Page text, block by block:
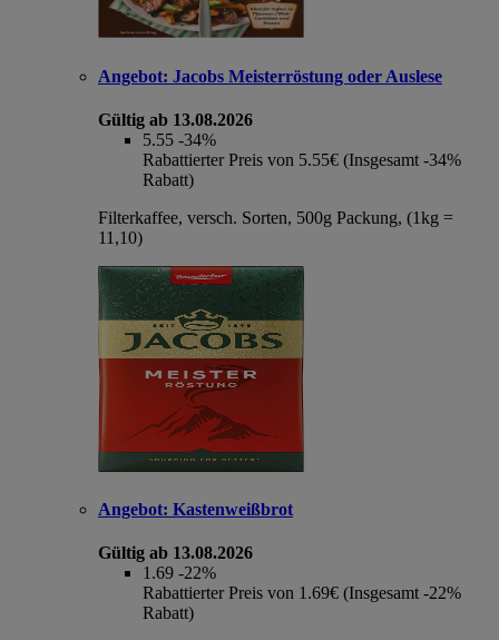
Angebot: Jacobs Meisterröstung oder Auslese
Gültig ab 13.08.2026
5.55 -34%
Rabattierter Preis von 5.55€ (Insgesamt -34%
Rabatt)
Filterkaffee, versch. Sorten, 500g Packung, (1kg =
11,10)
Angebot: Kastenweißbrot
Gültig ab 13.08.2026
1.69 -22%
Rabattierter Preis von 1.69€ (Insgesamt -22%
Rabatt)